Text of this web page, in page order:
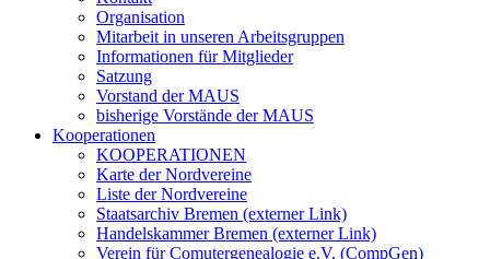
Organisation
Mitarbeit in unseren Arbeitsgruppen
Informationen für Mitglieder
Satzung
Vorstand der MAUS
bisherige Vorstände der MAUS
Kooperationen
KOOPERATIONEN
Karte der Nordvereine
Liste der Nordvereine
Staatsarchiv Bremen (externer Link)
Handelskammer Bremen (externer Link)
Verein für Comutergenealogie e.V. (CompGen)